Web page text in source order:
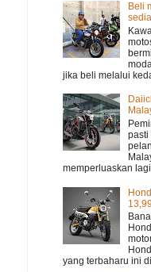
Beli
jika beli melalui
pasti
memperluaskan
yang terbaharu ini